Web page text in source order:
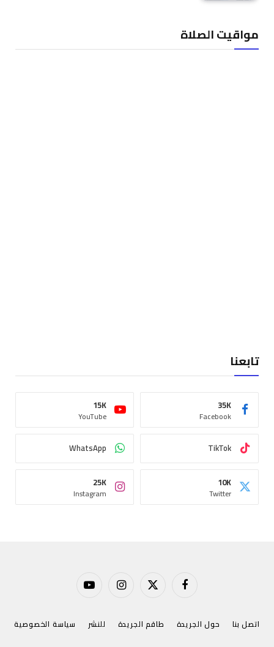
مواقيت الصلاة
تابعنا
Facebook
35K
YouTube
15K
TikTok
WhatsApp
Twitter
10K
Instagram
25K
فيسبوك X الانستغراميوتيوب
اتصل بنا حول الجريدة طاقم الجريدة للنشر سياسة الخصوصية